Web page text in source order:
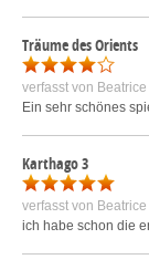
Träume des Orients
verfasst von Beatrice
Ein sehr schönes
Karthago 3
verfasst von Beatrice
ich habe schon die